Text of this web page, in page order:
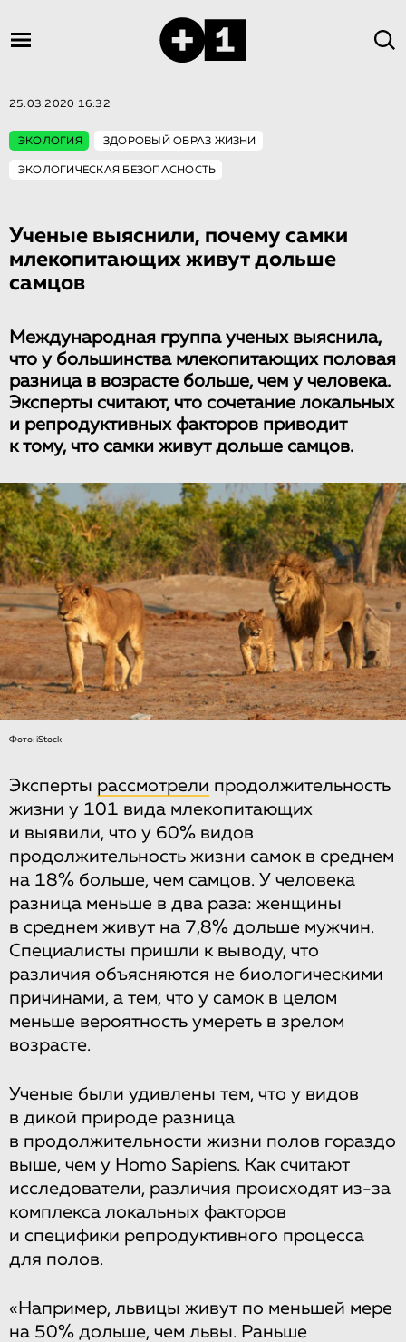
25.03.2020 16:32
ЭКОЛОГИЯ ЗДОРОВЫЙ ОБРАЗ ЖИЗНИ
ЭКОЛОГИЧЕСКАЯ БЕЗОПАСНОСТЬ
Ученые выяснили, почему самки
млекопитающих живут дольше
самцов
Международная группа ученых выяснила,
что у большинства млекопитающих половая
разница в возрасте больше, чем у человека.
Эксперты считают, что сочетание локальных
и репродуктивных факторов приводит
к тому, что самки живут дольше самцов.
Фото: iStock
Эксперты рассмотрели продолжительность
жизни у 101 вида млекопитающих
и выявили, что у 60% видов
продолжительность жизни самок в среднем
на 18% больше, чем самцов. У человека
разница меньше в два раза: женщины
в среднем живут на 7,8% дольше мужчин.
Специалисты пришли к выводу, что
различия объясняются не биологическими
причинами, а тем, что у самок в целом
меньше вероятность умереть в зрелом
возрасте.
Ученые были удивлены тем, что у видов
в дикой природе разница
в продолжительности жизни полов гораздо
выше, чем у Homo Sapiens. Как считают
исследователи, различия происходят из-за
комплекса локальных факторов
и специфики репродуктивного процесса
для полов.
«Например, львицы живут по меньшей мере
на 50% дольше, чем львы. Раньше